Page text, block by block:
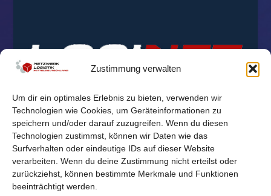
Zustimmung verwalten
Um dir ein optimales Erlebnis zu bieten, verwenden wir
Technologien wie Cookies, um Geräteinformationen zu
speichern und/oder darauf zuzugreifen. Wenn du diesen
Technologien zustimmst, können wir Daten wie das
Surfverhalten oder eindeutige IDs auf dieser Website
verarbeiten. Wenn du deine Zustimmung nicht erteilst oder
zurückziehst, können bestimmte Merkmale und Funktionen
beeinträchtigt werden.